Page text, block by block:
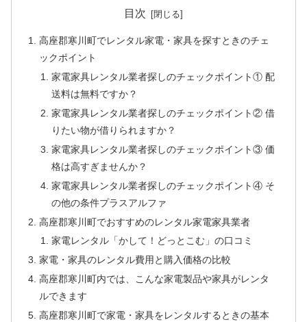
目次
高座郡寒川町でレンタル家電・家具を探すときのチェ
ックポイント
家電家具レンタル業者探しのチェックポイント① 配
送料は無料ですか？
家電家具レンタル業者探しのチェックポイント② 借
りたい物が借りられますか？
家電家具レンタル業者探しのチェックポイント③ 価
格は高すぎませんか？
家電家具レンタル業者探しのチェックポイント④ そ
の他の条件プラスアルファ
高座郡寒川町でおすすめのレンタル家電家具業者
家電レンタル「かして！どっとこむ」の口コミ
家電・家具のレンタル費用と購入価格の比較
高座郡寒川町内では、こんな家電製品や家具がレンタ
ルできます
高座郡寒川町で家電・家具をレンタルするときの基本